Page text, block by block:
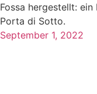
Fossa hergestellt:
Porta di Sotto.
September 1, 2022